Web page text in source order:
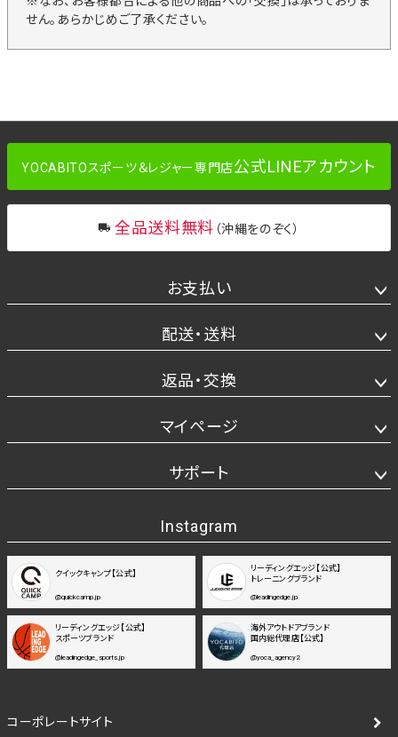
せん。あらかじめご了承ください。
YOCABITOスポーツ＆レジャー専門店公式LINEアカウント
全品送料無料 （沖縄をのぞく）
お支払い
配送・送料
返品・交換
マイページ
サポート
Instagram
クイックキャンプ【公式】
@quickcamp.jp
リーディングエッジ【公式】
トレーニングブランド
@leadingedge.jp
リーディングエッジ【公式】
スポーツブランド
@leadingedge_sports.jp
海外アウトドアブランド
国内総代理店【公式】
@yoca_agency2
コーポレートサイト